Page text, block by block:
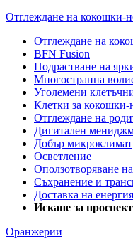
Отглеждане на кокошки-
Отглеждане на
BFN Fusion
Подрастване на
Многостранна
Уголемени
Клетки за кокошки-
Отглеждане на
Дигитален
Добър микроклимат
Осветление
Оползотворяване
Съхранение и
Доставка на енергия
Искане за
Оранжерии